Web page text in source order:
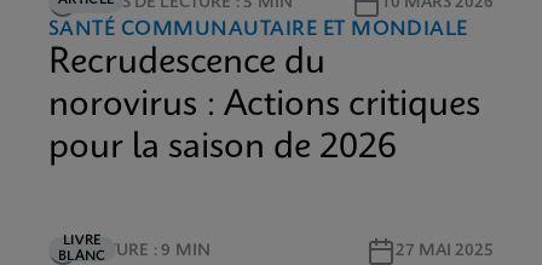
TEMPS DE LECTURE : 5 MIN 10 MARS 2026
SANTÉ COMMUNAUTAIRE ET MONDIALE
Recrudescence du
norovirus : Actions critiques
pour la saison de 2026
LIVRE
BLANC
LECTURE : 9 MIN 27 MAI 2025